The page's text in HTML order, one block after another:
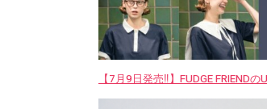
【7月9日発売‼︎】FUDGE FRIEND